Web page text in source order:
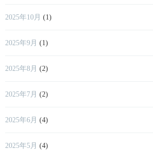
2025年10月 (1)
2025年9月 (1)
2025年8月 (2)
2025年7月 (2)
2025年6月 (4)
2025年5月 (4)